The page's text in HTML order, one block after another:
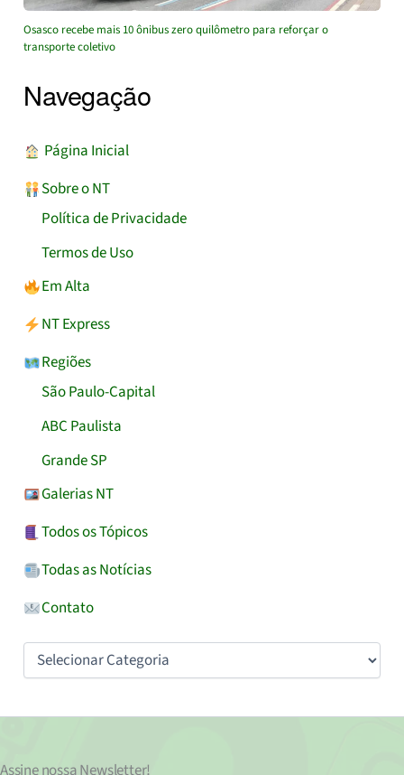
Osasco recebe mais 10 ônibus zero quilômetro para reforçar o
transporte coletivo
Navegação
︎ Página Inicial
Sobre o NT
Política de Privacidade
Termos de Uso
Em Alta
NT Express
Regiões
São Paulo-Capital
ABC Paulista
Grande SP
Galerias NT
Todos os Tópicos
Todas as Notícias
Contato